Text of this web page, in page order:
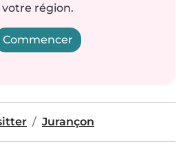
votre région.
Commencer
Jurançon